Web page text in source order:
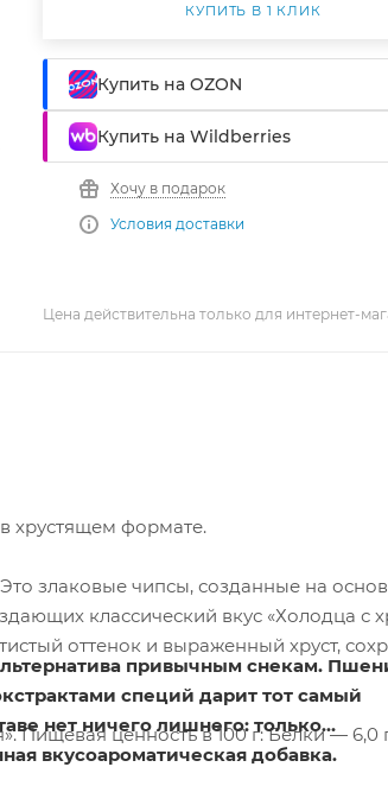
КУПИТЬ В 1 КЛИК
Купить на OZON
Купить на Wildberries
Хочу в подарок
Условия доставки
Цена действительна только для интернет-
хрустящем формате.
злаковые чипсы, созданные на
классический вкус «Холодца с
оттенок и выраженный хруст,
Пищевая ценность в 100 г: Белки —
привычным снекам.
специй дарит тот самый
нет ничего лишнего: только
вкусоароматическая добавка.